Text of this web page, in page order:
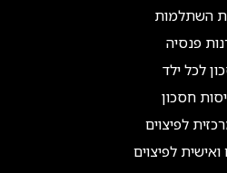
השתלמות
פנסיה
לכל ילד
חסכון
לפיצוים
לפיצוים